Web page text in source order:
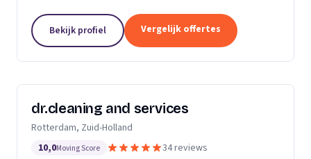
technieken en moderne machines, onderscheiden
we ons door het leveren van...
Bekijk profiel Vergelijk offertes
dr.cleaning and services
Rotterdam, Zuid-Holland
10,0Moving Score 34 reviews